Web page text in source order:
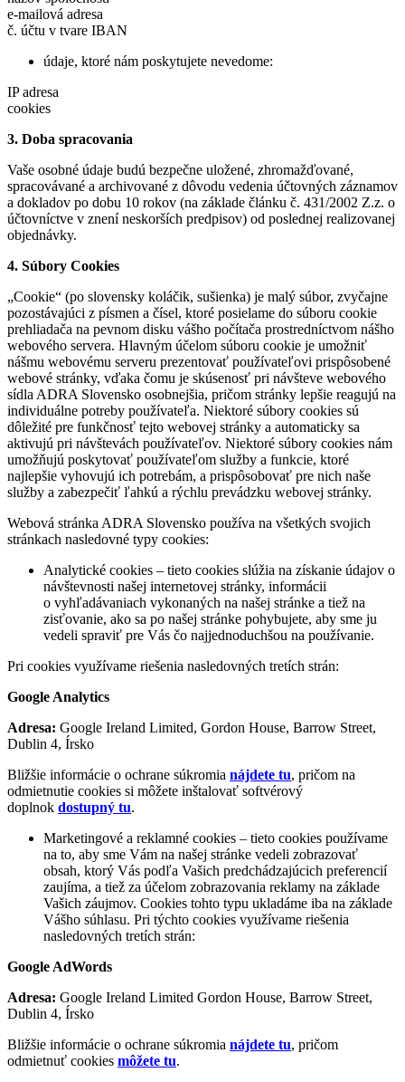
e-mailová adresa
č. účtu v tvare IBAN
údaje, ktoré nám poskytujete nevedome:
IP adresa
cookies
3. Doba spracovania
Vaše osobné údaje budú bezpečne uložené, zhromažďované,
spracovávané a archivované z dôvodu vedenia účtovných záznamov
a dokladov po dobu 10 rokov (na základe článku č. 431/2002 Z.z. o
účtovníctve v znení neskorších predpisov) od poslednej realizovanej
objednávky.
4. Súbory Cookies
„Cookie“ (po slovensky koláčik, sušienka) je malý súbor, zvyčajne
pozostávajúci z písmen a čísel, ktoré posielame do súboru cookie
prehliadača na pevnom disku vášho počítača prostredníctvom nášho
webového servera. Hlavným účelom súboru cookie je umožniť
nášmu webovému serveru prezentovať používateľovi prispôsobené
webové stránky, vďaka čomu je skúsenosť pri návšteve webového
sídla ADRA Slovensko osobnejšia, pričom stránky lepšie reagujú na
individuálne potreby používateľa. Niektoré súbory cookies sú
dôležité pre funkčnosť tejto webovej stránky a automaticky sa
aktivujú pri návštevách používateľov. Niektoré súbory cookies nám
umožňujú poskytovať používateľom služby a funkcie, ktoré
najlepšie vyhovujú ich potrebám, a prispôsobovať pre nich naše
služby a zabezpečiť ľahkú a rýchlu prevádzku webovej stránky.
Webová stránka ADRA Slovensko používa na všetkých svojich
stránkach nasledovné typy cookies:
Analytické cookies – tieto cookies slúžia na získanie údajov o
návštevnosti našej internetovej stránky, informácii
o vyhľadávaniach vykonaných na našej stránke a tiež na
zisťovanie, ako sa po našej stránke pohybujete, aby sme ju
vedeli spraviť pre Vás čo najjednoduchšou na používanie.
Pri cookies využívame riešenia nasledovných tretích strán:
Google Analytics
Adresa: Google Ireland Limited, Gordon House, Barrow Street,
Dublin 4, Írsko
Bližšie informácie o ochrane súkromia nájdete tu, pričom na
odmietnutie cookies si môžete inštalovať softvérový
doplnok dostupný tu.
Marketingové a reklamné cookies – tieto cookies používame
na to, aby sme Vám na našej stránke vedeli zobrazovať
obsah, ktorý Vás podľa Vašich predchádzajúcich preferencií
zaujíma, a tiež za účelom zobrazovania reklamy na základe
Vašich záujmov. Cookies tohto typu ukladáme iba na základe
Vášho súhlasu. Pri týchto cookies využívame riešenia
nasledovných tretích strán:
Google AdWords
Adresa: Google Ireland Limited Gordon House, Barrow Street,
Dublin 4, Írsko
Bližšie informácie o ochrane súkromia nájdete tu, pričom
odmietnuť cookies môžete tu.